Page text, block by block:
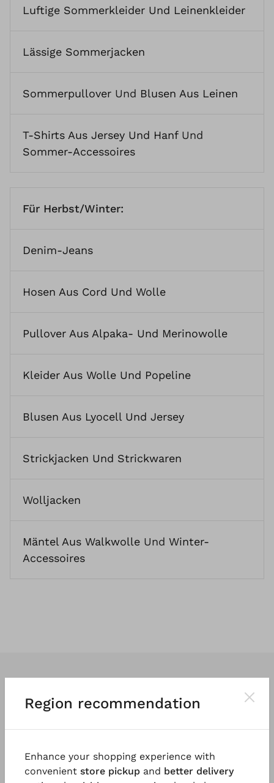
Luftige Sommerkleider Und Leinenkleider
Lässige Sommerjacken
Sommerpullover Und Blusen Aus Leinen
T-Shirts Aus Jersey Und HanfUnd
Sommer-Accessoires
Für Herbst/Winter:
Denim-Jeans
Hosen Aus Cord Und Wolle
Pullover Aus Alpaka- Und Merinowolle
Kleider Aus Wolle Und Popeline
Blusen Aus Lyocell Und Jersey
Strickjacken Und Strickwaren
Wolljacken
Mäntel Aus Walkwolle Und Winter-
Accessoires
und einzigartig wie die Menschen, die
Region recommendation
Enhance your shopping experience with
convenient store pickup and better delivery